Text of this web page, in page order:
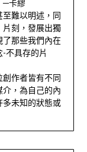
─卡繆
難以明述，同
片刻，發展出獨
了那些我們內在
不具存的片
作者皆有不同
，為自己的內
未知的狀態或